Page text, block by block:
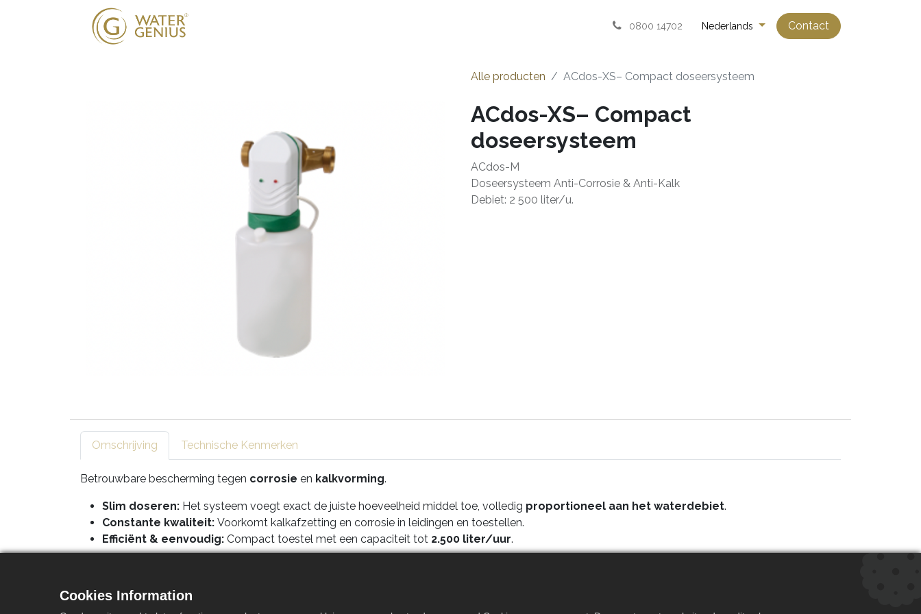
0800 14702 Nederlands Contact
Alle producten ACdos-XS– Compact doseersysteem
ACdos-XS– Compact
doseersysteem
ACdos-M
Doseersysteem Anti-Corrosie & Anti-Kalk
Debiet: 2 500 liter/u.
Omschrijving Technische Kenmerken
Betrouwbare bescherming tegen corrosie en kalkvorming.
Slim doseren: Het systeem voegt exact de juiste hoeveelheid middel toe, volledig proportioneel aan het waterdebiet.
Constante kwaliteit: Voorkomt kalkafzetting en corrosie in leidingen en toestellen.
Efficiënt & eenvoudig: Compact toestel met een capaciteit tot 2.500 liter/uur.
Cookies Information